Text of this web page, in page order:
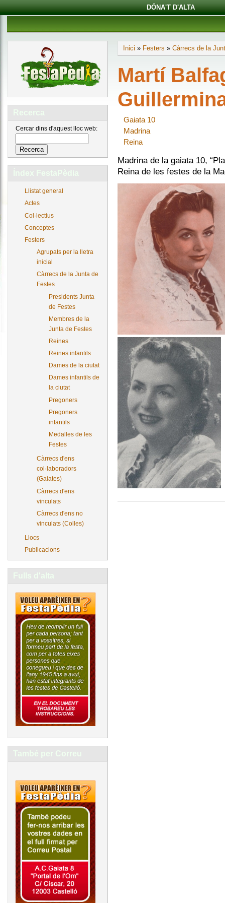
DÓNA'T D'ALTA
Recerca
Cercar dins d'aquest lloc web:
Índex FestaPèdia
Llistat general
Actes
Col·lectius
Conceptes
Festers
Agrupats per la lletra
inicial
Càrrecs de la Junta de
Festes
Presidents Junta
de Festes
Membres de la
Junta de Festes
Reines
Reines infantils
Dames de la ciutat
Dames infantils de
la ciutat
Pregoners
Pregoners
infantils
Medalles de les
Festes
Càrrecs d'ens
col·laboradors
(Gaiates)
Càrrecs d'ens
vinculats
Càrrecs d'ens no
vinculats (Colles)
Llocs
Publicacions
Fulls d'alta
També per Correu
Inici » Festers » Càrrecs de la
Martí
Gaiata 10
Madrina
Reina
Madrina de la gaiata 10,
Reina de les festes de la